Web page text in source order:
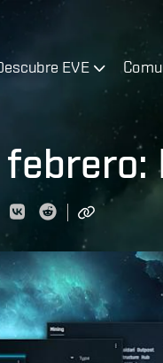
EVE